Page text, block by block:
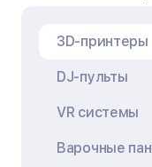
3D-принтеры
DJ-пульты
VR системы
Варочные